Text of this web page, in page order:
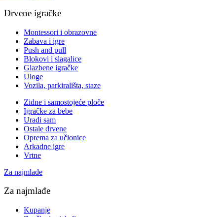
Drvene igračke
Montessori i obrazovne
Zabava i igre
Push and pull
Blokovi i slagalice
Glazbene igračke
Uloge
Vozila, parkirališta, staze
Zidne i samostojeće ploče
Igračke za bebe
Uradi sam
Ostale drvene
Oprema za učionice
Arkadne igre
Vrtne
Za najmlađe
Za najmlađe
Kupanje